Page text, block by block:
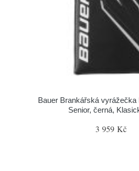
Bauer Brankářská vyrážečka
Senior, černá,
3 959 Kč